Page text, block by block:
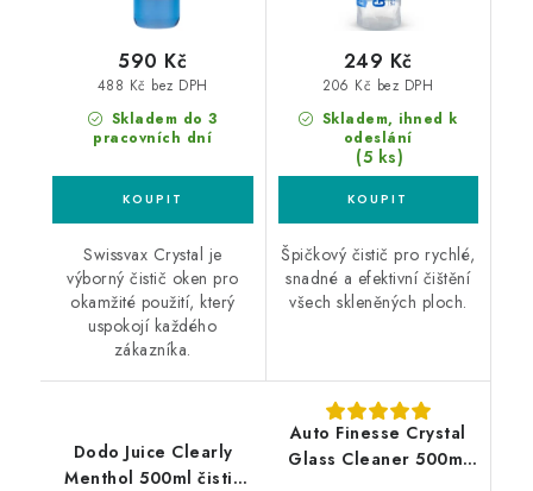
Skladem do 3
pracovních dní
488 Kč bez DPH
590 Kč
Swissvax Crystal je
výborný čistič oken pro
okamžité použití, který
uspokojí každého
zákazníka.
Skladem, ihned k
odeslání
(5 ks)
206 Kč bez DPH
249 Kč
Špičkový čistič pro rychlé,
snadné a efektivní čištění
všech skleněných ploch.
Dodo Juice Clearly
Menthol 500ml čistič
Auto Finesse Crystal
Glass Cleaner 500ml